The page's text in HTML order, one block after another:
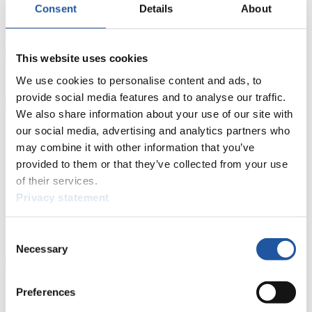
Consent Details About
This website uses cookies
We use cookies to personalise content and ads, to
provide social media features and to analyse our traffic.
We also share information about your use of our site with
our social media, advertising and analytics partners who
may combine it with other information that you’ve
provided to them or that they’ve collected from your use
of their services.
Privacy statement
Selection
Necessary
Preferences
Live Streaming RodelnLive Streaming Alpin
RodelnHighlights YOG Gangwon 2024
Ergebnis-Live-Ticker Kunstbahn
Naturbahn
Zielgruppen Anzeigen
Für Presse- und Medienvertreter
Hier finden Sie Informationen für Presse- und Medienvertreter. Sie
haben Zugriff auf Athletenbiographien und Informationen zu
Wettkämpfen. Außerdem können Sie Ihre Medienakkreditierung
beantragen, die Grundregeln des Rennrodelsports einsehen und
Für Nationale Verbände